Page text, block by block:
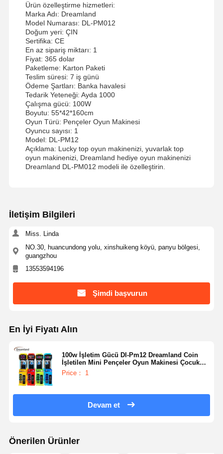
Ürün özelleştirme hizmetleri:
Marka Adı: Dreamland
Model Numarası: DL-PM012
Doğum yeri: ÇIN
Sertifika: CE
En az sipariş miktarı: 1
Fiyat: 365 dolar
Paketleme: Karton Paketi
Teslim süresi: 7 iş günü
Ödeme Şartları: Banka havalesi
Tedarik Yeteneği: Ayda 1000
Çalışma gücü: 100W
Boyutu: 55*42*160cm
Oyun Türü: Pençeler Oyun Makinesi
Oyuncu sayısı: 1
Model: DL-PM12
Açıklama: Lucky top oyun makinenizi, yuvarlak top
oyun makinenizi, Dreamland hediye oyun makinenizi
Dreamland DL-PM012 modeli ile özelleştirin.
İletişim Bilgileri
Miss. Linda
NO.30, huancundong yolu, xinshuikeng köyü, panyu bölgesi,
guangzhou
13553594196
Şimdi başvurun
En İyi Fiyatı Alın
100w İşletim Gücü Dl-Pm12 Dreamland Coin
İşletilen Mini Pençeler Oyun Makinesi Çocuk
Oyuncak Plüş Bebek Makinesi Eğlence İçin
Price： 1
Devam et
Önerilen Ürünler